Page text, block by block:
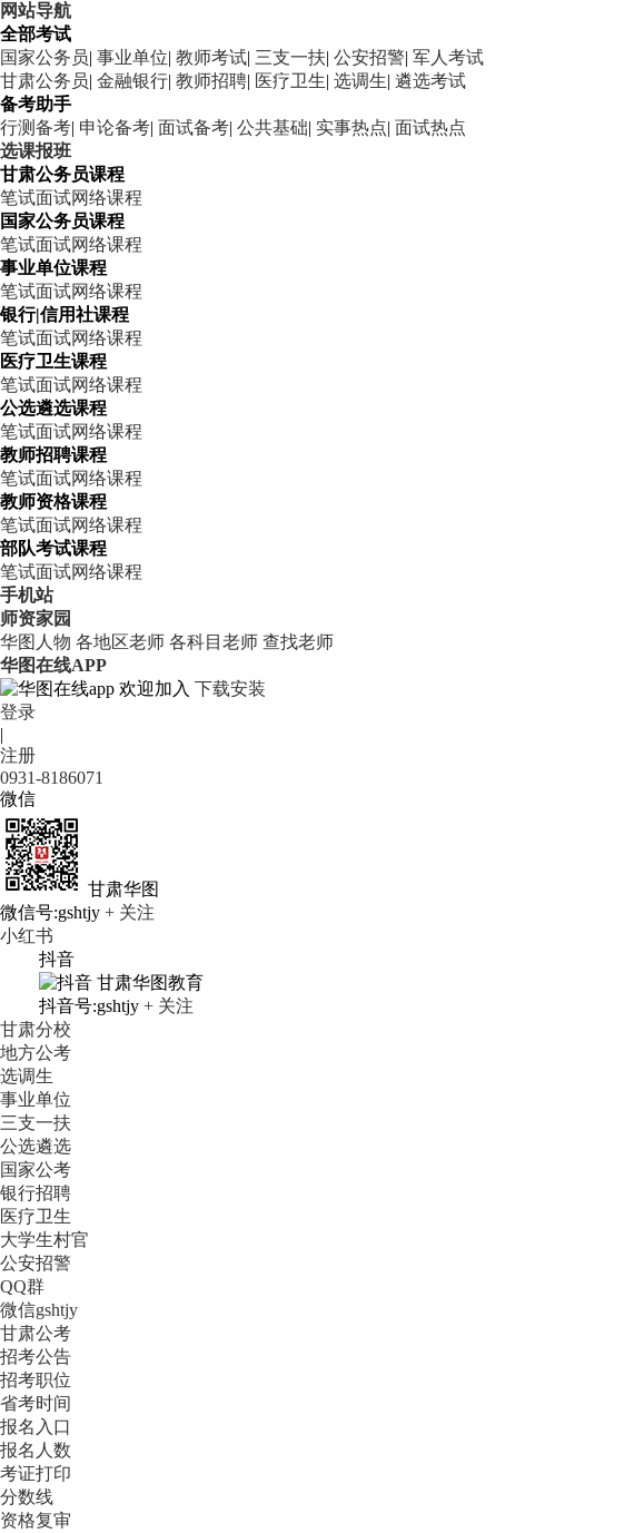
网站导航
全部考试
国家公务员| 事业单位| 教师考试| 三支一扶| 公安招警| 军人考试
甘肃公务员| 金融银行| 教师招聘| 医疗卫生| 选调生| 遴选考试
备考助手
行测备考| 申论备考| 面试备考| 公共基础| 实事热点| 面试热点
选课报班
甘肃公务员课程
笔试面试网络课程
国家公务员课程
笔试面试网络课程
事业单位课程
笔试面试网络课程
银行|信用社课程
笔试面试网络课程
医疗卫生课程
笔试面试网络课程
公选遴选课程
笔试面试网络课程
教师招聘课程
笔试面试网络课程
教师资格课程
笔试面试网络课程
部队考试课程
笔试面试网络课程
手机站
师资家园
华图人物 各地区老师 各科目老师 查找老师
华图在线APP
欢迎加入 下载安装
登录
|
注册
0931-8186071
微信
甘肃华图
微信号:gshtjy + 关注
小红书
抖音
甘肃华图教育
抖音号:gshtjy + 关注
甘肃分校
地方公考
选调生
事业单位
三支一扶
公选遴选
国家公考
银行招聘
医疗卫生
大学生村官
公安招警
QQ群
微信gshtjy
甘肃公考
招考公告
招考职位
省考时间
报名入口
报名人数
考证打印
分数线
资格复审